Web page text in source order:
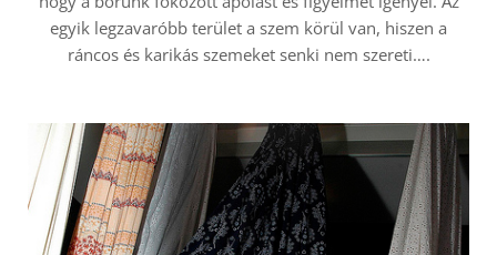
egyik legzavaróbb terület a szem körül van, hiszen a
ráncos és karikás szemeket senki nem szereti….